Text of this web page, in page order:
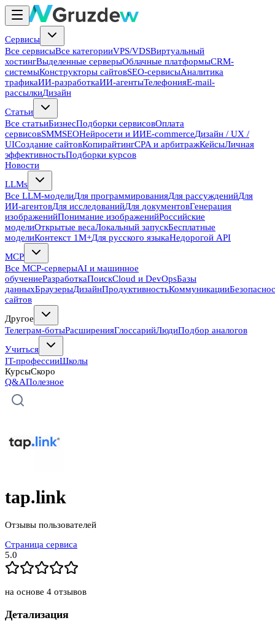
Сервисы
Все сервисыВсе категорииVPS/VDSВиртуальный
хостингВыделенные серверыОблачные платформыCRM-
системыКонструкторы сайтовSEO-сервисыАналитика
трафикаИИ-разработкаИИ-агентыТелефонияE-mail-
рассылкиДизайн
Статьи
Все статьиБизнесПодборки сервисовОплата
сервисовSMMSEOНейросети и ИИE-commerceДизайн / UX /
UIСоздание сайтовКопирайтингCPA и арбитражКейсыЛичная
эффективностьПодборки курсов
Новости
LLMs
Все LLM-моделиДля программированияДля рассужденийДля
ИИ-агентовДля исследованийДля документовГенерация
изображенийПонимание изображенийРоссийские
моделиОткрытые весаЛокальный запускБесплатные
моделиКонтекст 1M+Для русского языкаНедорогой API
MCP
Все MCP-серверыAI и машинное
обучениеРазработкаПоискCloud и DevOpsБазы
данныхБраузерыДизайнПродуктивностьКоммуникации
сайтов
Другое
Телеграм-ботыРасширенияГлоссарийЛюдиПодбор аналогов
Учиться
IT-профессииШколы
КурсыСкоро
Q&AПолезное
tap.link
Отзывы пользователей
Страница сервиса
5.0
на основе 4 отзывов
Детализация